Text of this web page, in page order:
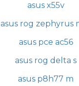
asus x55v
asus rog zephyrus
asus pce ac56
asus rog delta s
asus p8h77 m